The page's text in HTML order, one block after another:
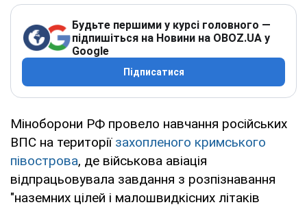
Будьте першими у курсі головного —
підпишіться на Новини на OBOZ.UA у
Google
Підписатися
Міноборони РФ провело навчання російських
ВПС на території захопленого кримського
півострова, де військова авіація
відпрацьовувала завдання з розпізнавання
"наземних цілей і малошвидкісних літаків